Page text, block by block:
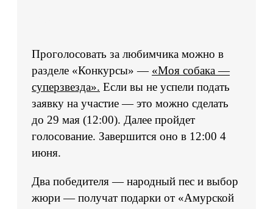
Проголосовать за любимчика можно в
разделе «Конкурсы» — «Моя собака —
суперзвезда». Если вы не успели подать
заявку на участие — это можно сделать
до 29 мая (12:00). Далее пройдет
голосование. Завершится оно в 12:00 4
июня.
Два победителя — народный пес и выбор
жюри — получат подарки от «Амурской